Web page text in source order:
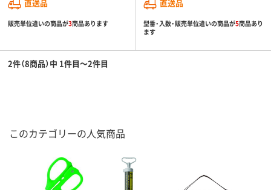
直送品
販売単位違いの商品が3商品あります
直送品
型番・入数・販売単位違いの商品が5商品あり
ます
2件（8商品）中 1件目～2件目
このカテゴリーの人気商品